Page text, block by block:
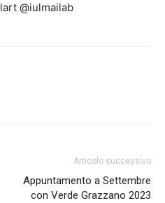
@iulmailab
Articolo successivo
Appuntamento a Settembre
con Verde Grazzano 2023